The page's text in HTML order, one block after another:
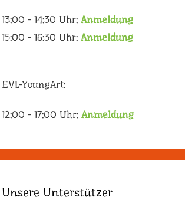
13:00 - 14:30 Uhr: Anmeldung
15:00 - 16:30 Uhr: Anmeldung
EVL-YoungArt:
12:00 - 17:00 Uhr: Anmeldung
Unsere Unterstützer